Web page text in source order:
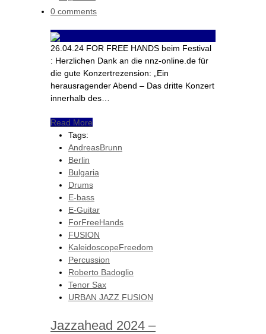
0 comments
26.04.24 FOR FREE HANDS beim Festival
: Herzlichen Dank an die nnz-online.de für
die gute Konzertrezension: „Ein
herausragender Abend – Das dritte Konzert
innerhalb des…
Read More
Tags:
AndreasBrunn
Berlin
Bulgaria
Drums
E-bass
E-Guitar
ForFreeHands
FUSION
KaleidoscopeFreedom
Percussion
Roberto Badoglio
Tenor Sax
URBAN JAZZ FUSION
Jazzahead 2024 –